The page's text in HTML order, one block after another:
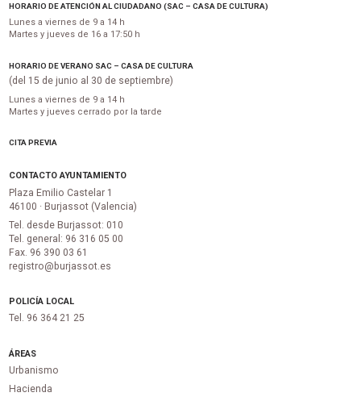
HORARIO DE ATENCIÓN AL CIUDADANO (SAC – CASA DE CULTURA)
Lunes a viernes de 9 a 14 h
Martes y jueves de 16 a 17:50 h
HORARIO DE VERANO SAC – CASA DE CULTURA
(del 15 de junio al 30 de septiembre)
Lunes a viernes de 9 a 14 h
Martes y jueves cerrado por la tarde
CITA PREVIA
CONTACTO AYUNTAMIENTO
Plaza Emilio Castelar 1
46100 · Burjassot (Valencia)
Tel. desde Burjassot: 010
Tel. general: 96 316 05 00
Fax. 96 390 03 61
registro@burjassot.es
POLICÍA LOCAL
Tel. 96 364 21 25
ÁREAS
Urbanismo
Hacienda